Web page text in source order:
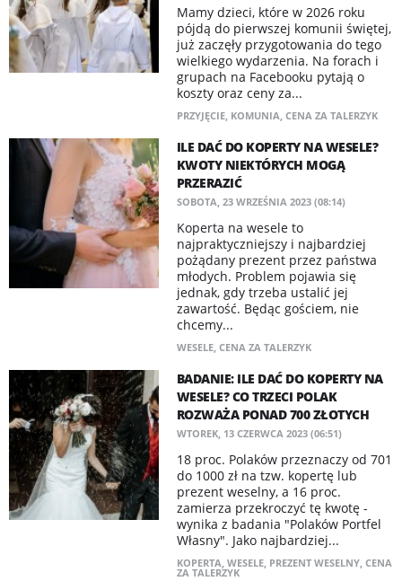
Mamy dzieci, które w 2026 roku
pójdą do pierwszej komunii świętej,
już zaczęły przygotowania do tego
wielkiego wydarzenia. Na forach i
grupach na Facebooku pytają o
koszty oraz ceny za...
PRZYJĘCIE, KOMUNIA, CENA ZA TALERZYK
ILE DAĆ DO KOPERTY NA WESELE?
KWOTY NIEKTÓRYCH MOGĄ
PRZERAZIĆ
SOBOTA, 23 WRZEŚNIA 2023 (08:14)
Koperta na wesele to
najpraktyczniejszy i najbardziej
pożądany prezent przez państwa
młodych. Problem pojawia się
jednak, gdy trzeba ustalić jej
zawartość. Będąc gościem, nie
chcemy...
WESELE, CENA ZA TALERZYK
BADANIE: ILE DAĆ DO KOPERTY NA
WESELE? CO TRZECI POLAK
ROZWAŻA PONAD 700 ZŁOTYCH
WTOREK, 13 CZERWCA 2023 (06:51)
18 proc. Polaków przeznaczy od 701
do 1000 zł na tzw. kopertę lub
prezent weselny, a 16 proc.
zamierza przekroczyć tę kwotę -
wynika z badania "Polaków Portfel
Własny". Jako najbardziej...
KOPERTA, WESELE, PREZENT WESELNY, CENA
ZA TALERZYK